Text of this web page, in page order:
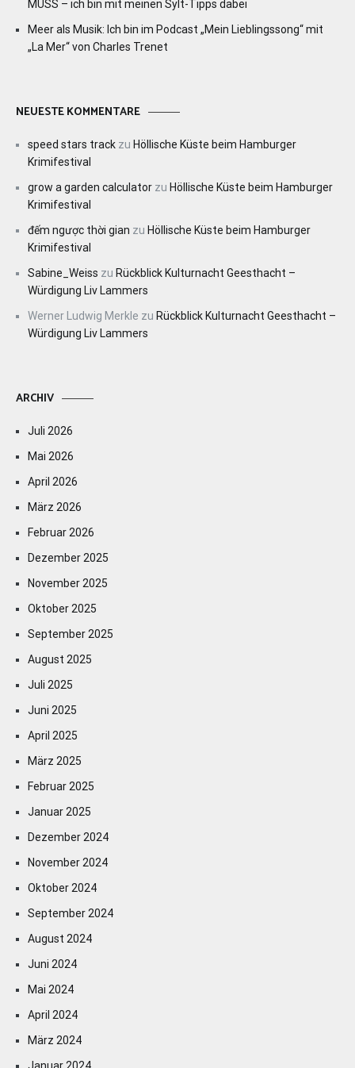
MUSS – ich bin mit meinen Sylt-Tipps dabei
Meer als Musik: Ich bin im Podcast „Mein Lieblingssong“ mit
„La Mer“ von Charles Trenet
NEUESTE KOMMENTARE
speed stars track zu Höllische Küste beim Hamburger
Krimifestival
grow a garden calculator zu Höllische Küste beim Hamburger
Krimifestival
đếm ngược thời gian zu Höllische Küste beim Hamburger
Krimifestival
Sabine_Weiss zu Rückblick Kulturnacht Geesthacht –
Würdigung Liv Lammers
Werner Ludwig Merkle zu Rückblick Kulturnacht Geesthacht –
Würdigung Liv Lammers
ARCHIV
Juli 2026
Mai 2026
April 2026
März 2026
Februar 2026
Dezember 2025
November 2025
Oktober 2025
September 2025
August 2025
Juli 2025
Juni 2025
April 2025
März 2025
Februar 2025
Januar 2025
Dezember 2024
November 2024
Oktober 2024
September 2024
August 2024
Juni 2024
Mai 2024
April 2024
März 2024